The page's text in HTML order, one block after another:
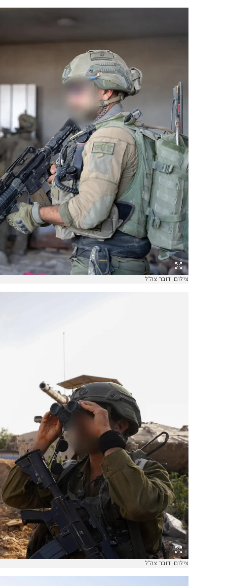
צילום: דובר צה"ל
צילום: דובר צה"ל